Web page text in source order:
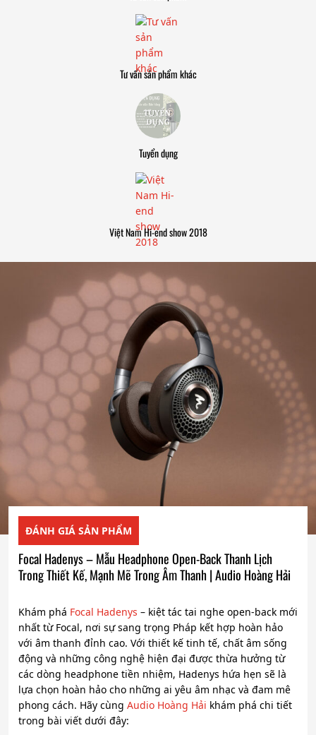
Tư vấn sản phẩm khác
Tuyển dụng
Việt Nam Hi-end show 2018
ĐÁNH GIÁ SẢN PHẨM
Focal Hadenys – Mẫu Headphone Open-Back Thanh Lịch
Trong Thiết Kế, Mạnh Mẽ Trong Âm Thanh | Audio Hoàng Hải
Khám phá Focal Hadenys – kiệt tác tai nghe open-back mới
nhất từ Focal, nơi sự sang trọng Pháp kết hợp hoàn hảo
với âm thanh đỉnh cao. Với thiết kế tinh tế, chất âm sống
động và những công nghệ hiện đại được thừa hưởng từ
các dòng headphone tiền nhiệm, Hadenys hứa hẹn sẽ là
lựa chọn hoàn hảo cho những ai yêu âm nhạc và đam mê
phong cách. Hãy cùng Audio Hoàng Hải khám phá chi tiết
trong bài viết dưới đây: